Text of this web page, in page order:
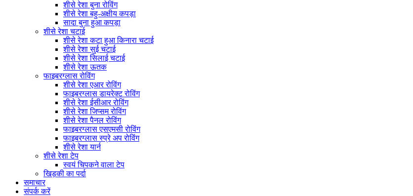
शीसे रेशा बुना रोविंग
शीसे रेशा बहु-अक्षीय कपड़ा
सादा बुना हुआ कपड़ा
शीसे रेशा चटाई
शीसे रेशा कटा हुआ किनारा चटाई
शीसे रेशा सुई चटाई
शीसे रेशा सिलाई चटाई
शीसे रेशा ऊतक
फाइबरग्लास रोविंग
शीसे रेशा एआर रोविंग
फाइबरग्लास डायरेक्ट रोविंग
शीसे रेशा ईसीआर रोविंग
शीसे रेशा जिप्सम रोविंग
शीसे रेशा पैनल रोविंग
फाइबरग्लास एसएमसी रोविंग
फाइबरग्लास स्प्रे अप रोविंग
शीसे रेशा यार्न
शीसे रेशा टेप
स्वयं चिपकने वाला टेप
खिड़की का पर्दा
समाचार
संपर्क करें